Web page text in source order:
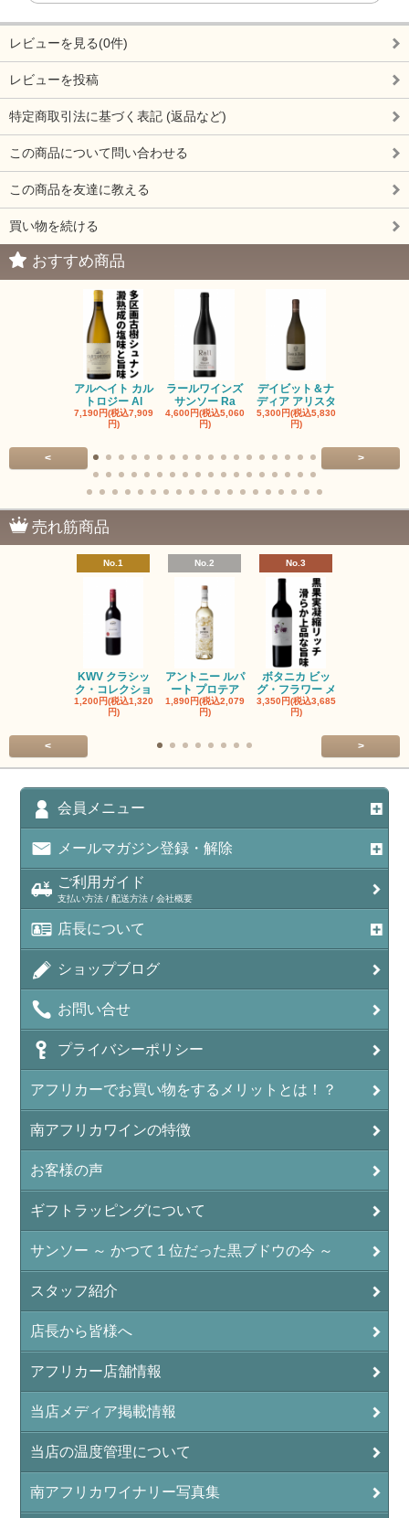
レビューを見る(0件)
レビューを投稿
特定商取引法に基づく表記 (返品など)
この商品について問い合わせる
この商品を友達に教える
買い物を続ける
おすすめ商品
アルヘイト カル
トロジー Al
7,190円(税込7,909
円)
ラールワインズ
サンソー Ra
4,600円(税込5,060
円)
デイビット＆ナ
ディア アリスタ
5,300円(税込5,830
円)
< >
売れ筋商品
No.1
KWV クラシッ
ク・コレクショ
1,200円(税込1,320
円)
No.2
アントニー ルパ
ート プロテア
1,890円(税込2,079
円)
No.3
ボタニカ ビッ
グ・フラワー メ
3,350円(税込3,685
円)
< >
会員メニュー
メールマガジン登録・解除
ご利用ガイド
支払い方法 / 配送方法 / 会社概要
店長について
ショップブログ
お問い合せ
プライバシーポリシー
アフリカーでお買い物をするメリットとは！？
南アフリカワインの特徴
お客様の声
ギフトラッピングについて
サンソー ～ かつて１位だった黒ブドウの今 ～
スタッフ紹介
店長から皆様へ
アフリカー店舗情報
当店メディア掲載情報
当店の温度管理について
南アフリカワイナリー写真集